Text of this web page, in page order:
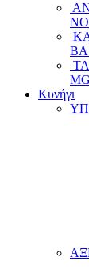
Κυνήγι